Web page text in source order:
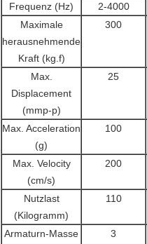
Frequenz (Hz) 2-4000
Maximale
herausnehmende
Kraft (kg.f)
300
Max.
Displacement
(mmp-p)
25
Max. Acceleration
(g)
100
Max. Velocity
(cm/s)
200
Nutzlast
(Kilogramm)
110
Armaturn-Masse
3